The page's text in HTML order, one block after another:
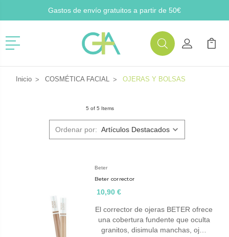
Gastos de envío gratuitos a partir de 50€
Menú
BuscarMi Cuenta
Mi
Inicio COSMÉTICA FACIAL OJERAS Y BOLSAS
5 of 5 Items
Ordenar por:
Beter
Beter corrector
10,90 €
El corrector de ojeras BETER ofrece
una cobertura fundente que oculta
granitos, disimula manchas, oj…